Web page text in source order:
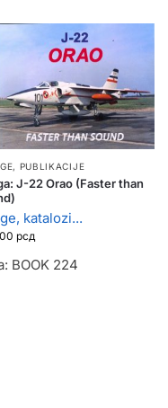
PUBLIKACIJE
J-22 Orao (Faster than
katalozi...
рсд
BOOK 224